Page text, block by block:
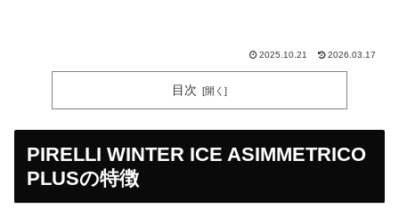
2025.10.21 2026.03.17
目次
PIRELLI WINTER ICE ASIMMETRICO
PLUSの特徴